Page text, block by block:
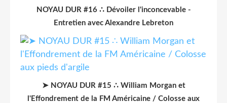
NOYAU DUR #16 ∴ Dévoiler l'inconcevable -
Entretien avec Alexandre Lebreton
➤ NOYAU DUR #15 ∴ William Morgan et
l'Effondrement de la FM Américaine / Colosse aux